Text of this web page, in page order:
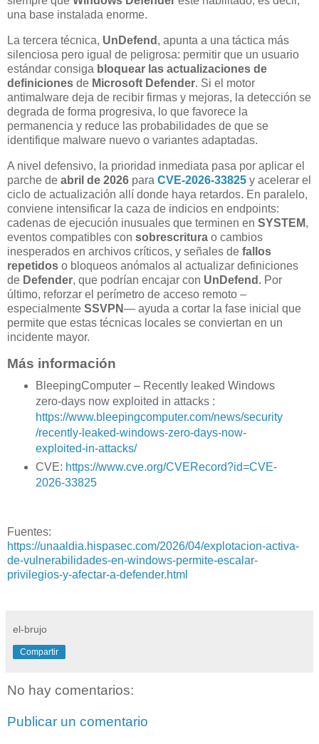
una base instalada enorme.
La tercera técnica, UnDefend , apunta a una táctica más
silenciosa pero igual de peligrosa: permitir que un usuario
estándar consiga bloquear las actualizaciones de
definiciones de Microsoft Defender. Si el motor
antimalware deja de recibir firmas y mejoras, la detección se
degrada de forma progresiva, lo que favorece la
permanencia y reduce las probabilidades de que se
identifique malware nuevo o variantes adaptadas.
A nivel defensivo, la prioridad inmediata pasa por aplicar el
parche de abril de 2026 para CVE-2026-33825 y acelerar el
ciclo de actualización allí donde haya retardos. En paralelo,
conviene intensificar la caza de indicios en endpoints:
cadenas de ejecución inusuales que terminen en SYSTEM,
eventos compatibles con sobrescritura o cambios
inesperados en archivos críticos, y señales de fallos
repetidos o bloqueos anómalos al actualizar definiciones
de Defender, que podrían encajar con UnDefend . Por
último, reforzar el perímetro de acceso remoto –
especialmente SSVPN— ayuda a cortar la fase inicial que
permite que estas técnicas locales se conviertan en un
incidente mayor.
Más información
BleepingComputer – Recently leaked Windows
zero-days now exploited in attacks :
https://www.bleepingcomputer.com/news/security
/recently-leaked-windows-zero-days-now-
exploited-in-attacks/
CVE: https://www.cve.org/CVERecord?id=CVE-
2026-33825
Fuentes:
https://unaaldia.hispasec.com/2026/04/explotacion-activa-
de-vulnerabilidades-en-windows-permite-escalar-
privilegios-y-afectar-a-defender.html
el-brujo
Compartir
No hay comentarios:
Publicar un comentario